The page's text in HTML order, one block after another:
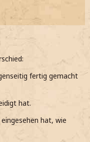
fertig gemacht
hat.
hat, wie